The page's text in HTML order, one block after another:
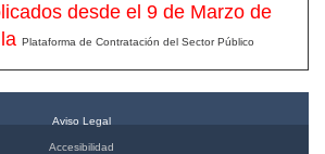
desde el 9 de Marzo de
Plataforma de Contratación del Sector Público
Aviso Legal
Accesibilidad